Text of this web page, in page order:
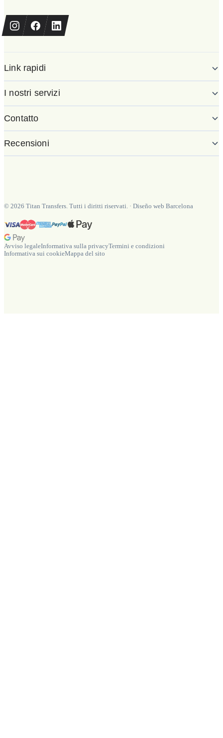
Link rapidi
I nostri servizi
Contatto
Recensioni
© 2026 Titan Transfers. Tutti i diritti riservati. · Diseño web Barcelona
Avviso legaleInformativa sulla privacyTermini e condizioni
Informativa sui cookieMappa del sito